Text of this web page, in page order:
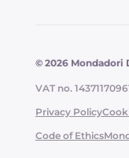
© 2026 Mondadori
VAT no.
Privacy Policy
Code of Ethics